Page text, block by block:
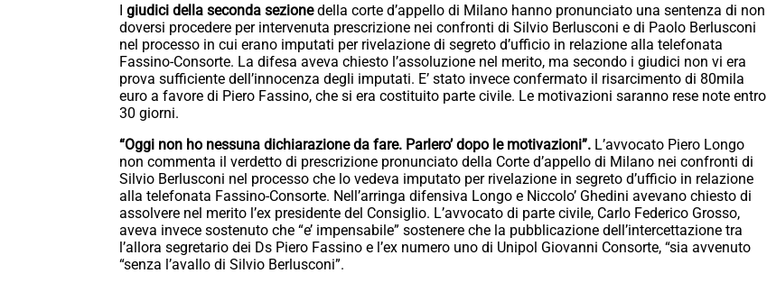
I giudici della seconda sezionedella corte d’appello di Milano hanno pronunciato una sentenza di non
doversi procedere per intervenuta prescrizione nei confronti di Silvio Berlusconi e di Paolo Berlusconi
nel processo in cui erano imputati per rivelazione di segreto d’ufficio in relazione alla telefonata
Fassino-Consorte. La difesa aveva chiesto l’assoluzione nel merito, ma secondo i giudici non vi era
prova sufficiente dell’innocenza degli imputati. E’ stato invece confermato il risarcimento di 80mila
euro a favore di Piero Fassino, che si era costituito parte civile. Le motivazioni saranno rese note entro
30 giorni.
“Oggi non ho nessuna dichiarazione da fare. Parlero’ dopo le motivazioni”. L’avvocato Piero Longo
non commenta il verdetto di prescrizione pronunciato della Corte d’appello di Milano nei confronti di
Silvio Berlusconi nel processo che lo vedeva imputato per rivelazione in segreto d’ufficio in relazione
alla telefonata Fassino-Consorte. Nell’arringa difensiva Longo e Niccolo’ Ghedini avevano chiesto di
assolvere nel merito l’ex presidente del Consiglio. L’avvocato di parte civile, Carlo Federico Grosso,
aveva invece sostenuto che “e’ impensabile” sostenere che la pubblicazione dell’intercettazione tra
l’allora segretario dei Ds Piero Fassino e l’ex numero uno di Unipol Giovanni Consorte, “sia avvenuto
“senza l’avallo di Silvio Berlusconi”.